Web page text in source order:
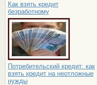
Как взять кредит
безработному
Потребительский кредит: как
взять кредит на неотложные
нужды